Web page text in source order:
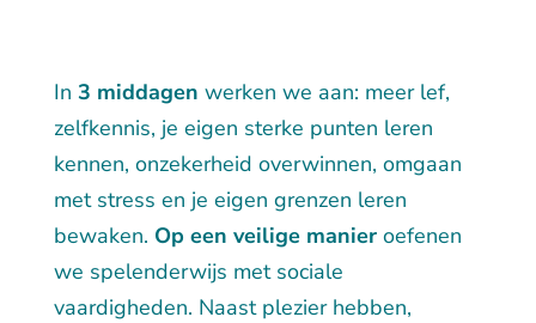
In 3 middagen werken we aan: meer lef,
zelfkennis, je eigen sterke punten leren
kennen, onzekerheid overwinnen, omgaan
met stress en je eigen grenzen leren
bewaken. Op een veilige manieroefenen
we spelenderwijs met sociale
vaardigheden. Naast plezier hebben,